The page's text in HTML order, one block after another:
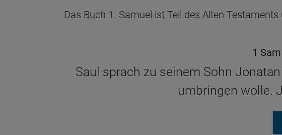
Das Buch 1. Samuel ist Teil des Alten
1
Saul sprach zu seinem Sohn
umbringen wolle.